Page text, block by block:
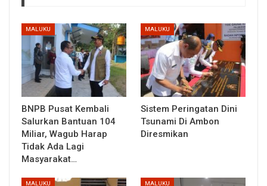
MALUKU
BNPB Pusat Kembali
Salurkan Bantuan 104
Miliar, Wagub Harap
Tidak Ada Lagi
Masyarakat…
MALUKU
Sistem Peringatan Dini
Tsunami Di Ambon
Diresmikan
MALUKU MALUKU